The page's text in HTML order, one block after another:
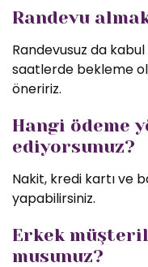
Randevu
Randevusuz da
saatlerde bekleme
öneririz.
Hangi ödeme
ediyorsunuz?
Nakit, kredi kartı ve
yapabilirsiniz.
Erkek
musunuz?